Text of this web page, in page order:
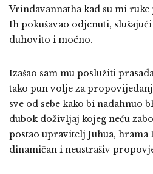
Vrindavannatha kad su mi
Ih pokušavao odjenuti,
duhovito i moćno.
Izašao sam mu poslužiti
tako pun volje za
sve od sebe kako bi nadahnuo
dubok doživljaj kojeg neću
postao upravitelj Juhua, hrama
dinamičan i neustrašiv